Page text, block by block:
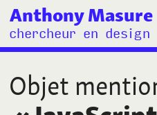
Anthony Masure
chercheur en design
Objet